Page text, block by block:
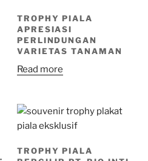
TROPHY PIALA
APRESIASI
PERLINDUNGAN
VARIETAS TANAMAN
Read more
TROPHY PIALA